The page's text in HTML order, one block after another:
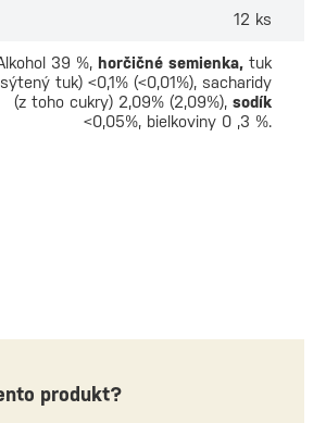
Na sklade
14,20 €
12 ks
39 %, horčičné semienka, tuk
tuk) <0,1% (<0,01%), sacharidy
(z toho cukry) 2,09% (2,09%), sodík
<0,05%, bielkoviny 0 ,3 %.
produkt?